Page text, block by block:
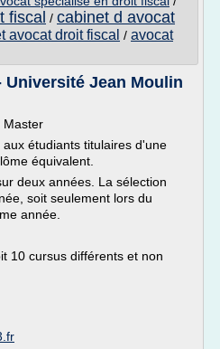
fiscal / cabinet d avocat
avocat droit fiscal / avocat
Université Jean Moulin
Master
étudiants titulaires d'une
équivalent.
deux années. La sélection
soit seulement lors du
année.
10 cursus différents et non